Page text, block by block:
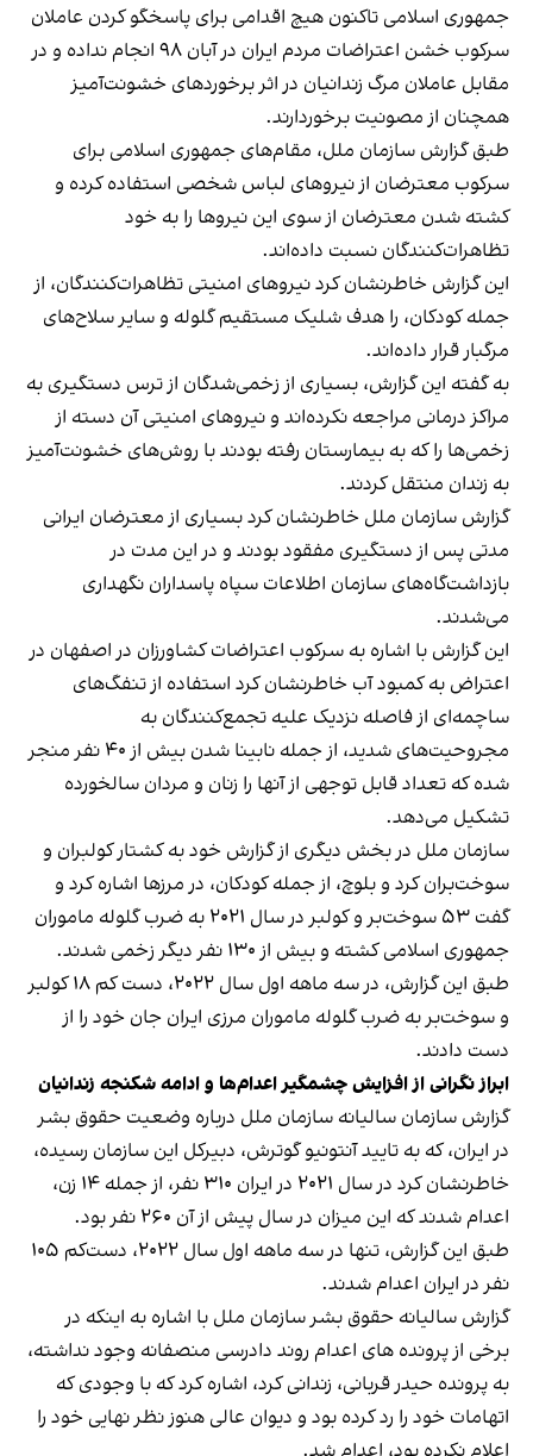
جمهوری اسلامی تاکنون هیچ اقدامی برای پاسخگو کردن عاملان
سرکوب خشن اعتراضات مردم ایران در آبان ۹۸ انجام نداده و در
مقابل عاملان مرگ‌ زندانیان در اثر برخوردهای خشونت‌آمیز
همچنان از مصونیت برخوردارند.
طبق گزارش سازمان ملل، مقام‌های جمهوری اسلامی برای
سرکوب معترضان از نیروهای لباس شخصی استفاده کرده و
کشته شدن معترضان از سوی این نیروها را به خود
تظاهرات‌کنندگان نسبت داده‌اند.
این گزارش خاطرنشان کرد نیروهای امنیتی تظاهرات‌کنندگان، از
جمله کودکان، را هدف شلیک مستقیم گلوله و سایر سلاح‌های
مرگبار قرار داده‌اند.
به گفته این گزارش، بسیاری از زخمی‌شدگان از ترس دستگیری به
مراکز درمانی مراجعه نکرده‌اند و نیروهای امنیتی آن دسته از
زخمی‌ها را که به بیمارستان رفته بودند با روش‌های خشونت‌آمیز
به زندان منتقل کردند.
گزارش سازمان ملل خاطرنشان کرد بسیاری از معترضان ایرانی
مدتی پس از دستگیری مفقود بودند و در این مدت در
بازداشت‌گاه‌های سازمان اطلاعات سپاه پاسداران نگهداری
می‌شدند.
این گزارش با اشاره به سرکوب اعتراضات کشاورزان در اصفهان در
اعتراض به کمبود آب خاطرنشان کرد استفاده از تنفگ‌های
ساچمه‌ای از فاصله نزدیک علیه تجمع‌کنندگان به
مجروحیت‌های شدید، از جمله نابینا شدن بیش از ۴۰ نفر منجر
شده که تعداد قابل توجهی از آنها را زنان و مردان سالخورده
تشکیل می‌دهد.
سازمان ملل در بخش دیگری از گزارش خود به کشتار کولبران و
سوخت‌بران کرد و بلوچ، از جمله کودکان، در مرزها اشاره کرد و
گفت ۵۳ سوخت‌بر و کولبر در سال ۲۰۲۱ به ضرب گلوله ماموران
جمهوری اسلامی کشته و بیش از ۱۳۰ نفر دیگر زخمی شدند.
طبق این گزارش، در سه ماهه اول سال ۲۰۲۲، دست کم ۱۸ کولبر
و سوخت‌بر به ضرب گلوله ماموران مرزی ایران جان خود را از
دست دادند.
ابراز نگرانی از افزایش چشمگیر اعدام‌ها و ادامه شکنجه زندانیان
گزارش سازمان سالیانه سازمان ملل درباره وضعیت حقوق بشر
در ایران، که به تایید آنتونیو گوترش، دبیرکل این سازمان رسیده،
خاطرنشان کرد در سال ۲۰۲۱ در ایران ۳۱۰ نفر، از جمله ۱۴ زن،
اعدام شدند که این میزان در سال پیش از آن ۲۶۰ نفر بود.
طبق این گزارش، تنها در سه ماهه اول سال ۲۰۲۲، دست‌کم ۱۰۵
نفر در ایران اعدام شدند.
گزارش سالیانه حقوق بشر سازمان ملل با اشاره به اینکه در
برخی از پرونده های اعدام روند دادرسی منصفانه وجود نداشته،
به پرونده حیدر قربانی، زندانی کرد، اشاره کرد که با وجودی که
اتهامات خود را رد کرده بود و دیوان عالی هنوز نظر نهایی خود را